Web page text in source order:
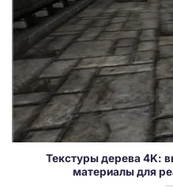
Текстуры дерева 4K:
материалы для